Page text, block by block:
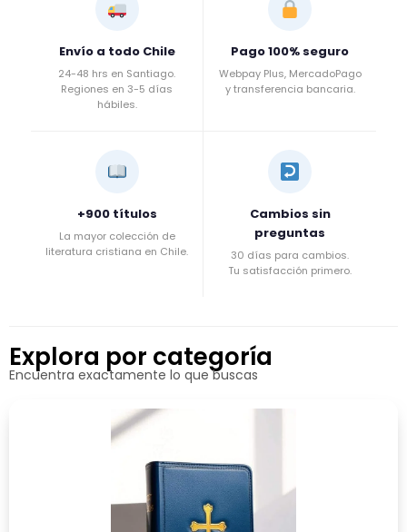
Envío a todo Chile
24-48 hrs en Santiago.
Regiones en 3-5 días
hábiles.
Pago 100% seguro
Webpay Plus, MercadoPago
y transferencia bancaria.
+900 títulos
La mayor colección de
literatura cristiana en Chile.
Cambios sin
preguntas
30 días para cambios.
Tu satisfacción primero.
Explora por categoría
Encuentra exactamente lo que buscas